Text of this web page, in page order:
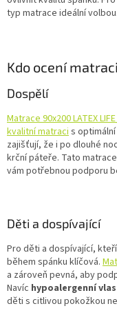
typ matrace ideální volbou.
Kdo ocení
Dospělí
Matrace 90x200 LATEX LIFE
kvalitní matracis
zajišťují, že i po dlouhé
krční páteře. Tato
vám potřebnou podporu
Děti a dospívající
Pro děti a dospívající,
během spánku klíčová.
a zároveň pevná, aby
Navíc hypoalergenní
děti s citlivou pokožkou